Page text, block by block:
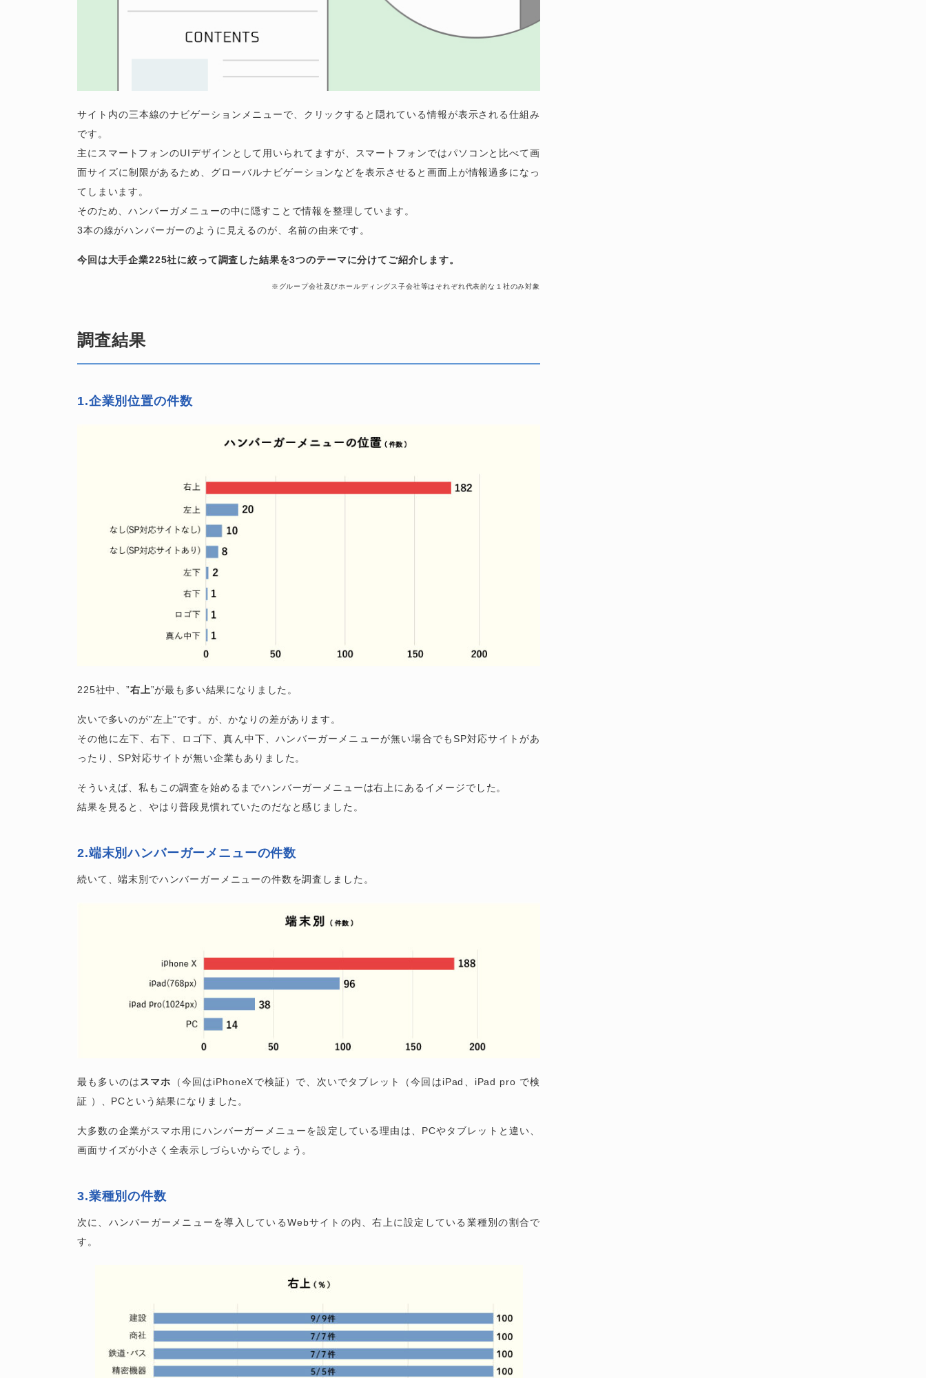
サイト内の三本線のナビゲーションメニューで、クリックすると隠れている情報が表示される仕組み
です。
主にスマートフォンのUIデザインとして用いられてますが、スマートフォンではパソコンと比べて画
面サイズに制限があるため、グローバルナビゲーションなどを表示させると画面上が情報過多になっ
てしまいます。
そのため、ハンバーガメニューの中に隠すことで情報を整理しています。
3本の線がハンバーガーのように見えるのが、名前の由来です。
今回は大手企業225社に絞って調査した結果を3つのテーマに分けてご紹介します。
※グループ会社及びホールディングス子会社等はそれぞれ代表的な１社のみ対象
調査結果
1.企業別位置の件数
225社中、”右上”が最も多い結果になりました。
次いで多いのが”左上”です。が、かなりの差があります。
その他に左下、右下、ロゴ下、真ん中下、ハンバーガーメニューが無い場合でもSP対応サイトがあ
ったり、SP対応サイトが無い企業もありました。
そういえば、私もこの調査を始めるまでハンバーガーメニューは右上にあるイメージでした。
結果を見ると、やはり普段見慣れていたのだなと感じました。
2.端末別ハンバーガーメニューの件数
続いて、端末別でハンバーガーメニューの件数を調査しました。
最も多いのは スマホ
（今回はiPhoneXで検証）で、次いでタブレット（今回はiPad、iPad pro で検
証 ）、PCという結果になりました。
大多数の企業がスマホ用にハンバーガーメニューを設定している理由は、PCやタブレットと違い、
画面サイズが小さく全表示しづらいからでしょう。
3.業種別の件数
次に、ハンバーガーメニューを導入しているWebサイトの内、右上に設定している業種別の割合で
す。